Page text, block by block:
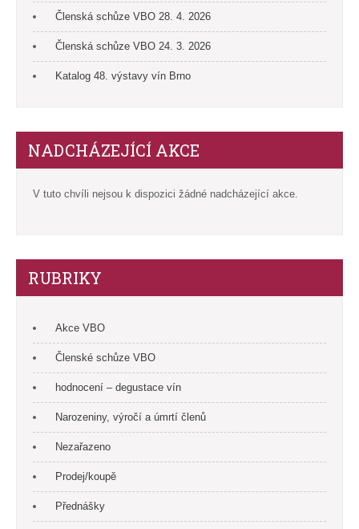
Členská schůze VBO 28. 4. 2026
Členská schůze VBO 24. 3. 2026
Katalog 48. výstavy vín Brno
NADCHÁZEJÍCÍ AKCE
V tuto chvíli nejsou k dispozici žádné nadcházející akce.
RUBRIKY
Akce VBO
Členské schůze VBO
hodnocení – degustace vín
Narozeniny, výročí a úmrtí členů
Nezařazeno
Prodej/koupě
Přednášky